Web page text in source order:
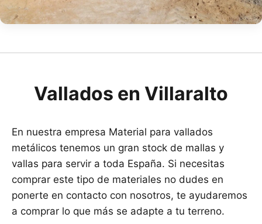
Vallados en Villaralto
En nuestra empresa Material para vallados
metálicos tenemos un gran stock de mallas y
vallas para servir a toda España. Si necesitas
comprar este tipo de materiales no dudes en
ponerte en contacto con nosotros, te ayudaremos
a comprar lo que más se adapte a tu terreno.